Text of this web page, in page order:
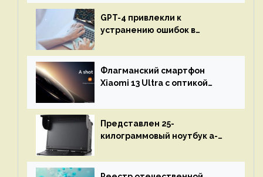
GPT-4 привлекли к
устранению ошибок в
остановится до полного
восстановления кода и
объяснит, что пошло не так
Флагманский смартфон
Xiaomi 13 Ultra с оптикой
представят 18 апреля
Представлен 25-
килограммовый ноутбук a-
до 3 Тбайт DDR5 и шесть
дисплеев